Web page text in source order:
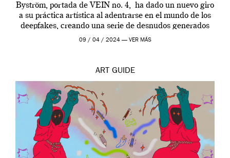
Byström, portada de VEIN no. 4, ha dado un nuevo giro
a su práctica artística al adentrarse en el mundo de los
deepfakes, creando una serie de desnudos generados
por […]
09 / 04 / 2024 — VER MÁS
ART GUIDE